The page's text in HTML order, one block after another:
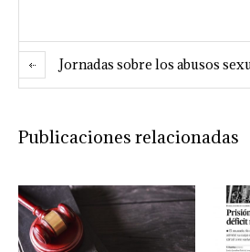
Jornadas sobre los abusos
Publicaciones relacionadas